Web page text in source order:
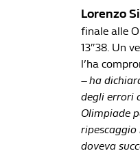
Lorenzo
finale alle
13″38. Un
l’ha
– ha
degli errori
Olimpiade
doveva